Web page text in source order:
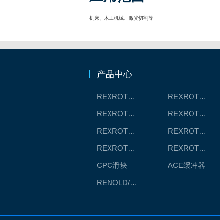
机床、木工机械、激光切割等
产品中心
REXROTH工厂解决方案 REXROTH/力士乐线性产品
REXROTH丝杠螺母 REXROTH直线模组
REXROTH测量系统IMS REXROTH/力士乐电动缸
REXROTH/力士乐油压 REXROTH/力士乐伺服驱动
CPC滑块 ACE缓冲器
RENOLD/雷诺德工业链条